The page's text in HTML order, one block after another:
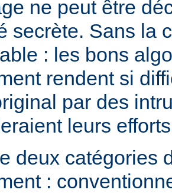
ne peut être
secrète. Sans la
: les bons
rendent si
par des
leurs
deux catégories
: